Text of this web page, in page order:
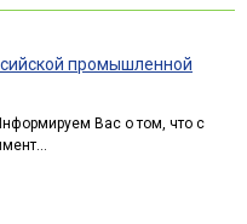
промышленной
Вас о том, что с